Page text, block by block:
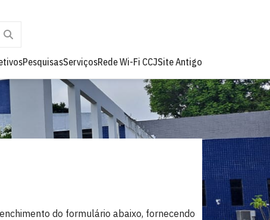
PesquisasServiçosRede Wi-Fi CCJSite Antigo
do formulário abaixo, fornecendo